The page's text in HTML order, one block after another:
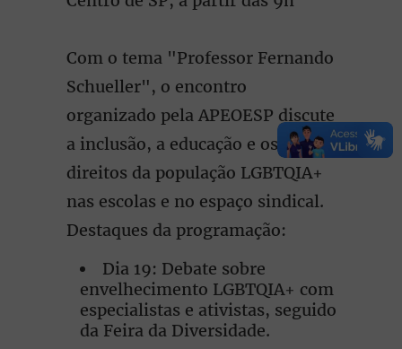
Com o tema "Professor Fernando
Schueller", o encontro
organizado pela APEOESP discute
a inclusão, a educação e os
direitos da população LGBTQIA+
nas escolas e no espaço sindical.
Destaques da programação:
Dia 19: Debate sobre
envelhecimento LGBTQIA+ com
especialistas e ativistas, seguido
da Feira da Diversidade.